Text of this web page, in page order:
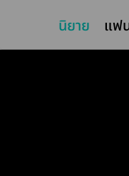
นิยาย แฟ